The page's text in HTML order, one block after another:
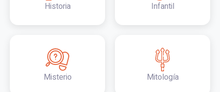
Historia Infantil
Misterio Mitología